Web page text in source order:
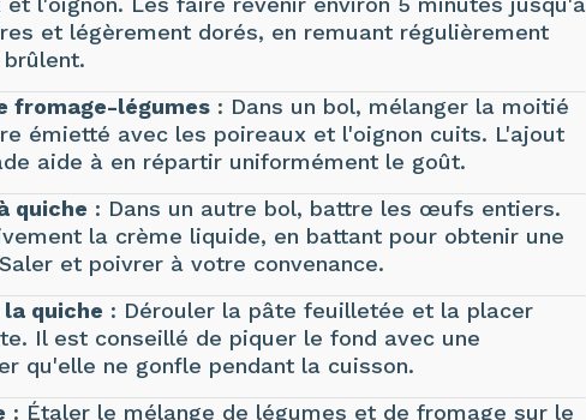
et légèrement dorés, en remuant régulièrement
fromage-légumes : Dans un bol, mélanger la moitié
émietté avec les poireaux et l'oignon cuits. L'ajout
aide à en répartir uniformément le goût.
quiche : Dans un autre bol, battre les œufs entiers.
la crème liquide, en battant pour obtenir une
et poivrer à votre convenance.
quiche : Dérouler la pâte feuilletée et la placer
Il est conseillé de piquer le fond avec une
qu'elle ne gonfle pendant la cuisson.
: Étaler le mélange de légumes et de fromage sur le